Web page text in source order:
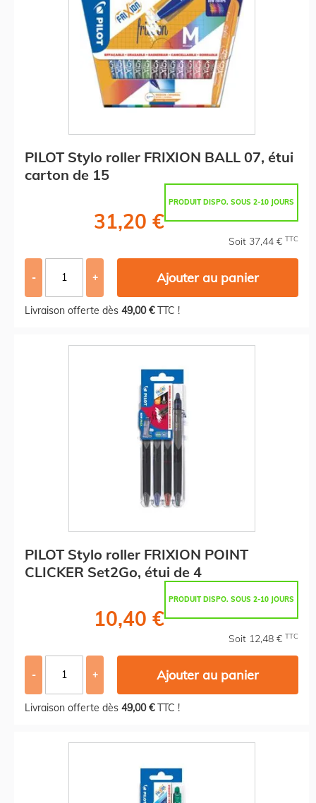
PILOT Stylo roller FRIXION BALL 07, étui
carton de 15
PRODUIT DISPO. SOUS 2-10 JOURS
31,20 €
Soit 37,44 € TTC
- + Ajouter au panier
Livraison offerte dès 49,00 €TTC !
PILOT Stylo roller FRIXION POINT
CLICKER Set2Go, étui de 4
PRODUIT DISPO. SOUS 2-10 JOURS
10,40 €
Soit 12,48 € TTC
- + Ajouter au panier
Livraison offerte dès 49,00 €TTC !